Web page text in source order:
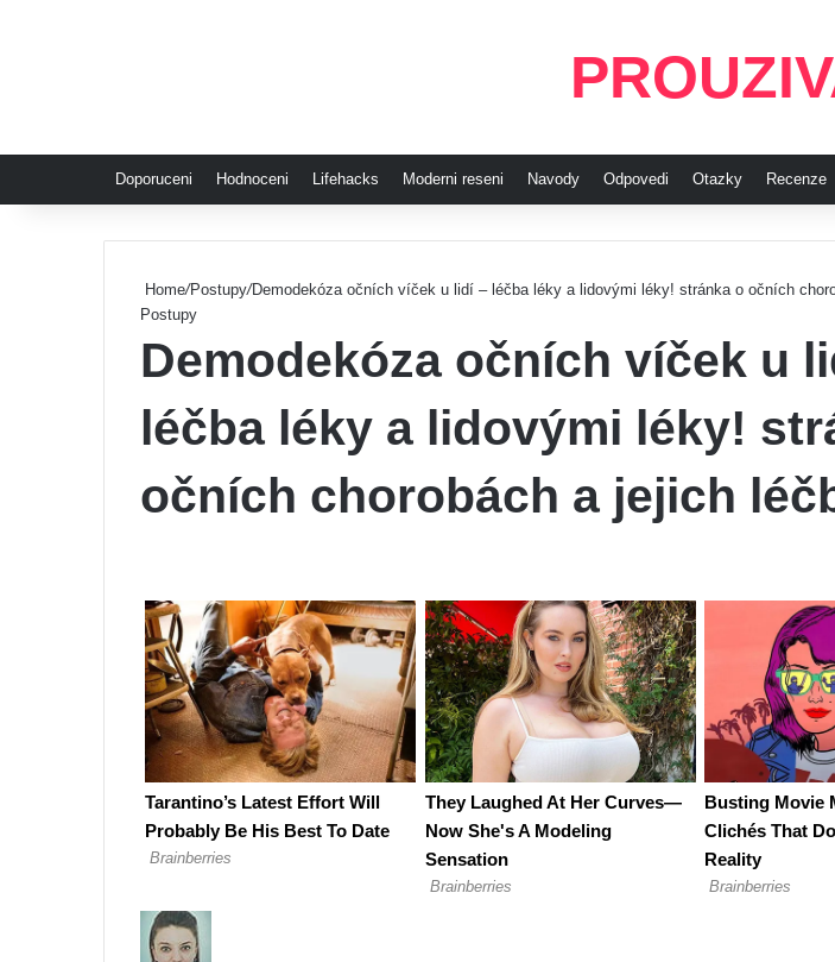
Doporuceni Hodnoceni Lifehacks Moderni reseni Navody Odpovedi Otazky Recenze
Home/Postupy/Demodekóza očních víček u lidí – léčba léky a lidovými léky! stránka o očních
Postupy
Demodekóza očních víček u
léčba léky a lidovými léky!
očních chorobách a jejich